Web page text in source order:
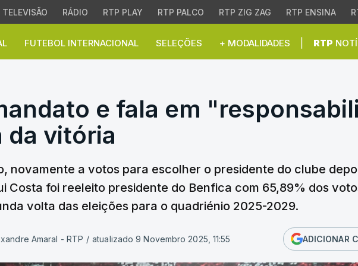
TELEVISÃO RÁDIO RTP PLAY RTP PALCO RTP ZIG ZAG RTP ENSINA
FUTEBOL INTERNACIONAL SELEÇÕES + MODALIDADES RTP
e fala em
da vitória
novamente a votos para escolher o presidente do clube
Costa foi reeleito presidente do Benfica com 65,89% dos
volta das eleições para o quadriénio 2025-2029.
Amaral - RTP / atualizado 9 Novembro 2025, 11:55 ADICIONAR